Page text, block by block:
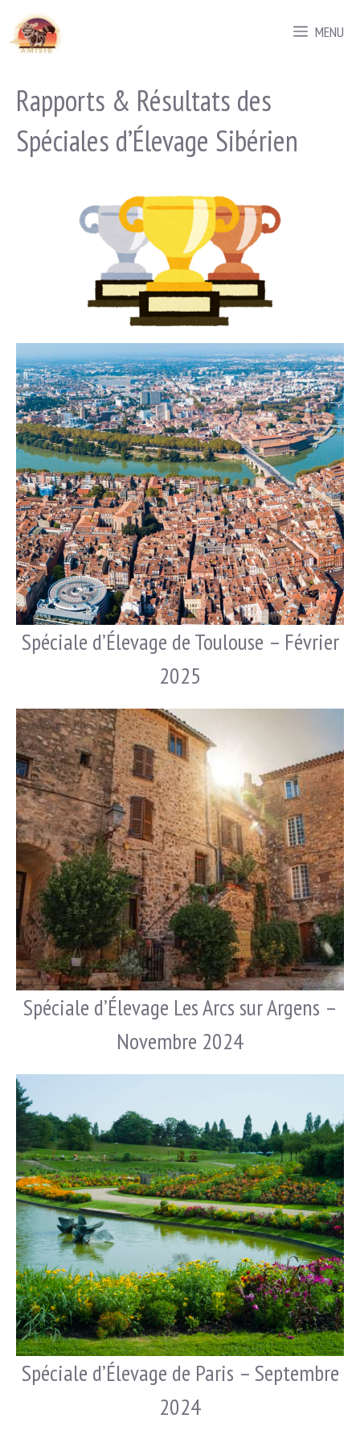
Aller
au
MENU
Rapports & Résultats des
Spéciales d’Élevage Sibérien
Spéciale d’Élevage de Toulouse – Février
2025
Spéciale d’Élevage Les Arcs sur Argens –
Novembre 2024
Spéciale d’Élevage de Paris – Septembre
2024